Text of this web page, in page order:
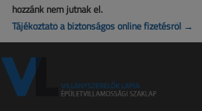
hozzánk nem jutnak el.
Tájékoztató a biztonságos online fizetésről →